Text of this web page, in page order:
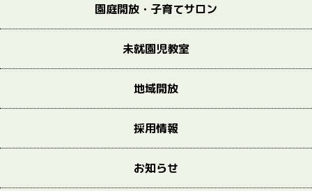
園庭開放・子育てサロン
未就園児教室
地域開放
採用情報
お知らせ